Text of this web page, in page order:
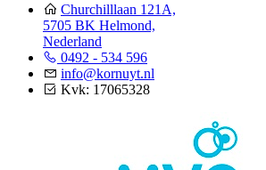
Churchilllaan 121A,
5705 BK Helmond,
Nederland
0492 - 534 596
info@kornuyt.nl
Kvk: 17065328